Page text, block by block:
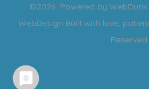
©2026 Powered by WebDunk
WebDesign Built with love,
Reserved